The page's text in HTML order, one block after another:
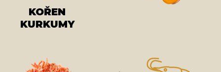
KOŘEN
KURKUMY